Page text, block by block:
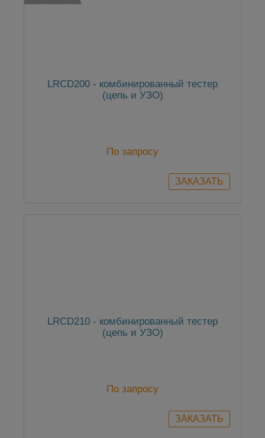
LRCD200 - комбинированный тестер
(цепь и УЗО)
По запросу
LRCD210 - комбинированный тестер
(цепь и УЗО)
По запросу